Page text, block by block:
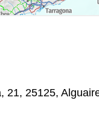
21, 25125,